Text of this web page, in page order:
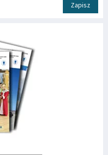
Zapisz